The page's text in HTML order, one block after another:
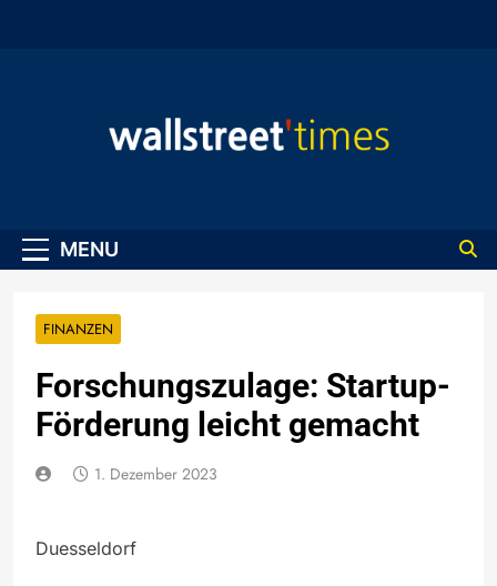
MENU
FINANZEN
Forschungszulage: Startup-
Förderung leicht gemacht
1. Dezember 2023
Duesseldorf